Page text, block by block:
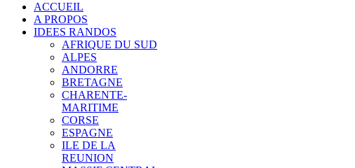
ACCUEIL
A PROPOS
IDEES RANDOS
AFRIQUE DU SUD
ALPES
ANDORRE
BRETAGNE
CHARENTE-
MARITIME
CORSE
ESPAGNE
ILE DE LA
REUNION